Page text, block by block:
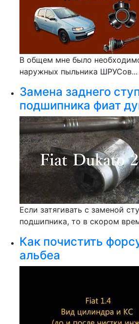
В общем мне было
наружных пыльника ШРУСов...
Замена заднего
подшипника фиат
Если затягивать с заменой
подшипника, то в скором
Как почистить
альбеа